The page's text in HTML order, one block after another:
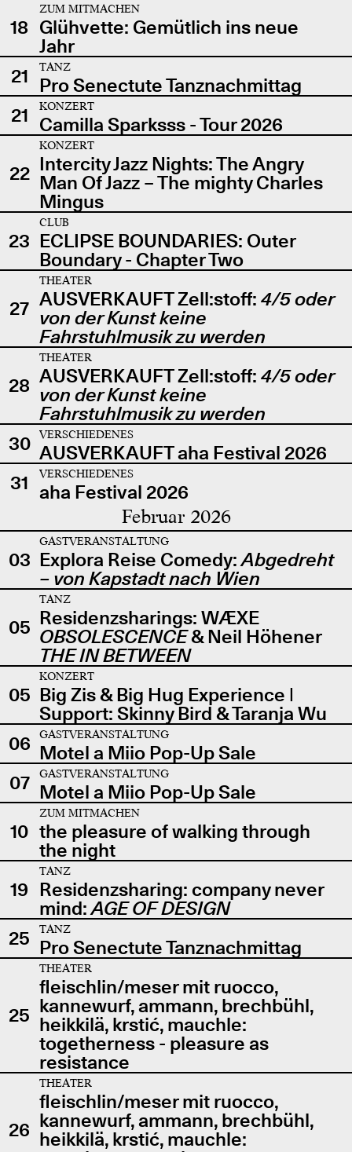
18
ZUM MITMACHEN
Glühvette: Gemütlich ins neue
Jahr
21
TANZ
Pro Senectute Tanznachmittag
21
KONZERT
Camilla Sparksss - Tour 2026
22
KONZERT
Intercity Jazz Nights: The Angry
Man Of Jazz – The mighty Charles
Mingus
23
CLUB
ECLIPSE BOUNDARIES: Outer
Boundary - Chapter Two
27
THEATER
AUSVERKAUFT Zell:stoff: 4/5 oder
von der Kunst keine
Fahrstuhlmusik zu werden
28
THEATER
AUSVERKAUFT Zell:stoff: 4/5 oder
von der Kunst keine
Fahrstuhlmusik zu werden
30
VERSCHIEDENES
AUSVERKAUFT aha Festival 2026
31
VERSCHIEDENES
aha Festival 2026
Februar 2026
03
GASTVERANSTALTUNG
Explora Reise Comedy:Abgedreht
– von Kapstadt nach Wien
05
TANZ
Residenzsharings: WÆXE
OBSOLESCENCE& Neil Höhener
THE IN BETWEEN
05
KONZERT
Big Zis & Big Hug Experience |
Support: Skinny Bird & Taranja Wu
06
GASTVERANSTALTUNG
Motel a Miio Pop-Up Sale
07
GASTVERANSTALTUNG
Motel a Miio Pop-Up Sale
10
ZUM MITMACHEN
the pleasure of walking through
the night
19
TANZ
Residenzsharing: company never
mind:AGE OF DESIGN
25
TANZ
Pro Senectute Tanznachmittag
25
THEATER
fleischlin/meser mit ruocco,
kannewurf, ammann, brechbühl,
heikkilä, krstić, mauchle:
togetherness - pleasure as
resistance
26
THEATER
fleischlin/meser mit ruocco,
kannewurf, ammann, brechbühl,
heikkilä, krstić, mauchle: